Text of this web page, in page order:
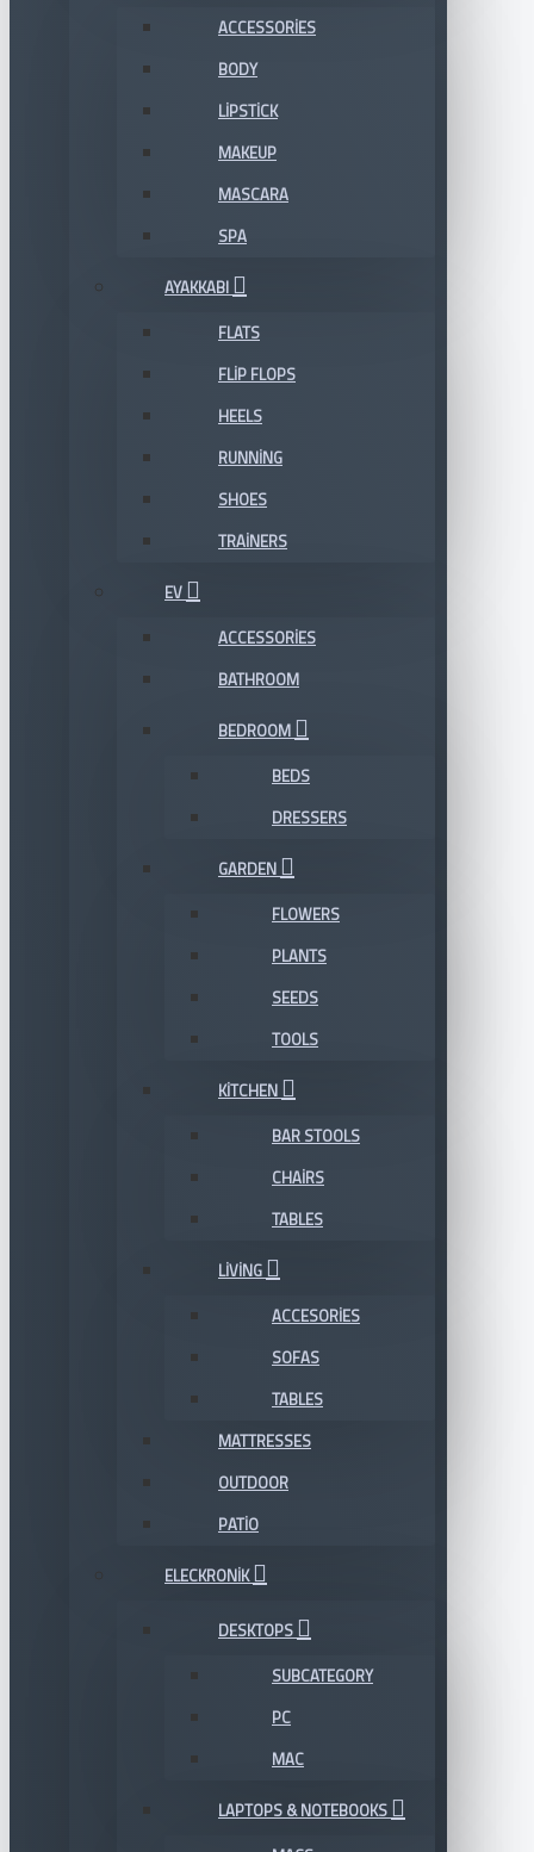
ACCESSORIES
BODY
LIPSTICK
MAKEUP
MASCARA
SPA
AYAKKABI
FLATS
FLIP FLOPS
HEELS
RUNNING
SHOES
TRAINERS
EV
ACCESSORIES
BATHROOM
BEDROOM
BEDS
DRESSERS
GARDEN
FLOWERS
PLANTS
SEEDS
TOOLS
KITCHEN
BAR STOOLS
CHAIRS
TABLES
LIVING
ACCESORIES
SOFAS
TABLES
MATTRESSES
OUTDOOR
PATIO
ELECKRONIK
DESKTOPS
SUBCATEGORY
PC
MAC
LAPTOPS & NOTEBOOKS